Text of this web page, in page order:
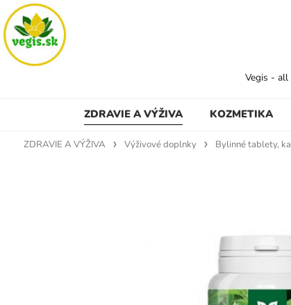
ZDRAVIE A VÝŽIVA KOZMETIKA
Vegis - all
ZDRAVIE A VÝŽIVA Výživové doplnky Bylinné tablety,